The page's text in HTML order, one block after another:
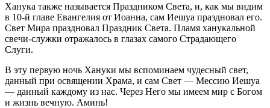
Ханука также называется Праздником Света, и, как мы видим
в 10-й главе Евангелия от Иоанна, сам Иешуа праздновал его.
Свет Мира праздновал Праздник Света. Пламя ханукальной
свечи-служки отражалось в глазах самого Страдающего
Слуги.
В эту первую ночь Хануки мы вспоминаем чудесный свет,
данный при освящении Храма, и сам Свет — Мессию Иешуа
— данный каждому из нас. Через Него мы имеем мир с Богом
и жизнь вечную. Аминь!